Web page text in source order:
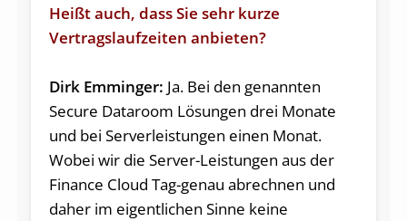
Heißt auch, dass Sie sehr kurze
Vertragslaufzeiten anbieten?
Dirk Emminger: Ja. Bei den genannten
Secure Dataroom Lösungen drei Monate
und bei Serverleistungen einen Monat.
Wobei wir die Server-Leistungen aus der
Finance Cloud Tag-genau abrechnen und
daher im eigentlichen Sinne keine